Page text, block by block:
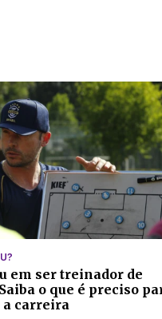
em ser treinador de
o que é preciso
a carreira